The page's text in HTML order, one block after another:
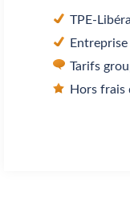
TPE-
Tarifs
Hors frais